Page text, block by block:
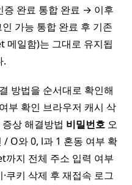
증 완료 통합 완료 → 이후
가능 통합 완료 후 기존
메일함)는 그대로 유지됩
.
방법을 순서대로 확인해
부 확인 브라우저 캐시 삭
상 해결방법 비밀번호 오
/ O와 0, l과 1 혼동 여부 확
지 전체 주소 입력 여부
쿠키 삭제 후 재접속 로그